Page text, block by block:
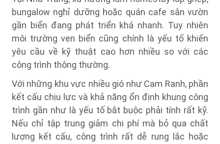
bungalow nghỉ dưỡng hoặc quán cafe sân vườn
gần biển đang phát triển khá nhanh. Tuy nhiên
môi trường ven biển cũng chính là yếu tố khiến
yêu cầu về kỹ thuật cao hơn nhiều so với các
công trình thông thường.
Với những khu vực nhiều gió như Cam Ranh, phần
kết cấu chịu lực và khả năng ổn định khung công
trình gần như là yếu tố bắt buộc phải tính rất kỹ.
Nếu chỉ tập trung giảm chi phí mà bỏ qua chất
lượng kết cấu, công trình rất dễ rung lắc hoặc